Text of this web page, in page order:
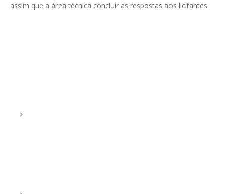
assim que a área técnica concluir as respostas aos licitantes.